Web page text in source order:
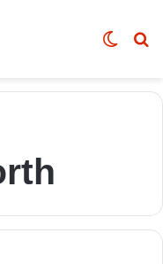
Skin